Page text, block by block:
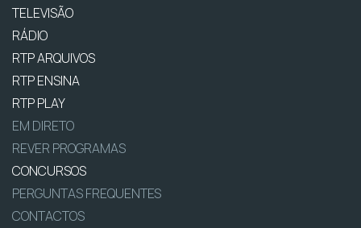
TELEVISÃO
RÁDIO
RTP ARQUIVOS
RTP ENSINA
RTP PLAY
EM DIRETO
REVER PROGRAMAS
CONCURSOS
PERGUNTAS FREQUENTES
CONTACTOS